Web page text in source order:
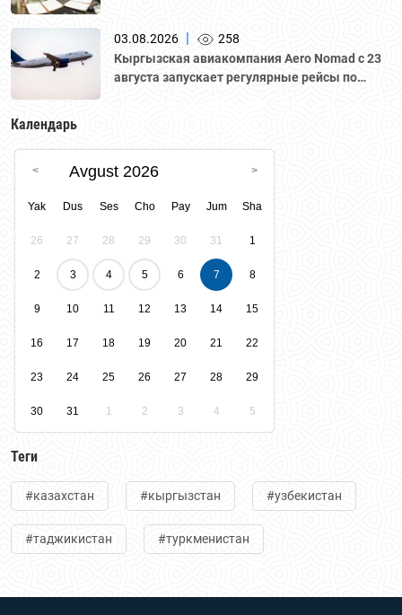
03.08.2026 |
258
Кыргызская авиакомпания Aero Nomad с 23
августа запускает регулярные рейсы по
Календарь
Avgust 2026
Yak Dus Ses Cho Pay Jum Sha
26 27 28 29 30 31 1
2 3 4 5 6 7 8
9 10 11 12 13 14 15
16 17 18 19 20 21 22
23 24 25 26 27 28 29
30 31 1 2 3 4 5
Теги
#казахстан #кыргызстан #узбекистан
#таджикистан #туркменистан